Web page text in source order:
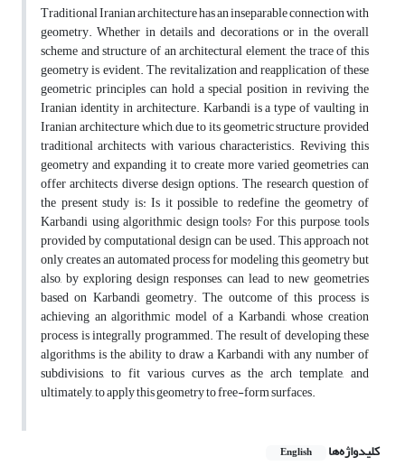
Traditional Iranian architecture has an inseparable connection with
geometry. Whether in details and decorations or in the overall
scheme and structure of an architectural element, the trace of this
geometry is evident. The revitalization and reapplication of these
geometric principles can hold a special position in reviving the
Iranian identity in architecture. Karbandi is a type of vaulting in
Iranian architecture which, due to its geometric structure, provided
traditional architects with various characteristics. Reviving this
geometry and expanding it to create more varied geometries can
offer architects diverse design options. The research question of
the present study is: Is it possible to redefine the geometry of
Karbandi using algorithmic design tools? For this purpose, tools
provided by computational design can be used. This approach not
only creates an automated process for modeling this geometry but
also, by exploring design responses, can lead to new geometries
based on Karbandi geometry. The outcome of this process is
achieving an algorithmic model of a Karbandi, whose creation
process is integrally programmed. The result of developing these
algorithms is the ability to draw a Karbandi with any number of
subdivisions, to fit various curves as the arch template, and
ultimately, to apply this geometry to free-form surfaces.
کلیدواژه‌ها English